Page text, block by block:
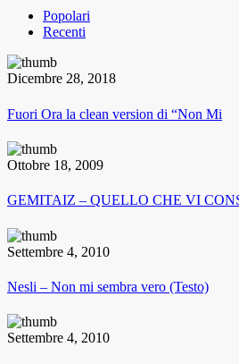
Popolari
Recenti
Dicembre 28, 2018
Fuori Ora la clean version di “Non Mi
Ottobre 18, 2009
GEMITAIZ – QUELLO CHE VI
Settembre 4, 2010
Nesli – Non mi sembra vero (Testo)
Settembre 4, 2010